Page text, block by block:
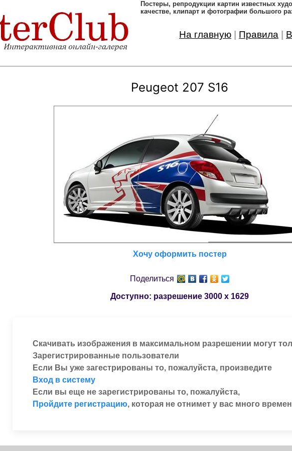
Постеры, pепродукции картин известных
качестве, клипарт и фотографии большого
На главную Правила
Peugeot 207 S16
Хочу оформить постер
Поделиться
Доступно: разрешение 3000 x 1629
Скачивать изображения в максимальном разрешении могут
Зарегистрированные пользователи
Если Вы уже загестрированы то, пожалуйста, произведите
Вход в систему
Если вы еще не зарегистрированы то, пожалуйста,
Пройдите регистрацию, которая не отнимет у вас много